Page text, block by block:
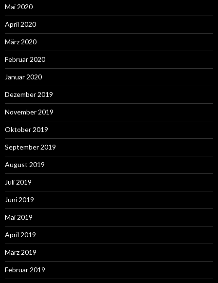
Mai 2020
April 2020
März 2020
Februar 2020
Januar 2020
Dezember 2019
November 2019
Oktober 2019
September 2019
August 2019
Juli 2019
Juni 2019
Mai 2019
April 2019
März 2019
Februar 2019